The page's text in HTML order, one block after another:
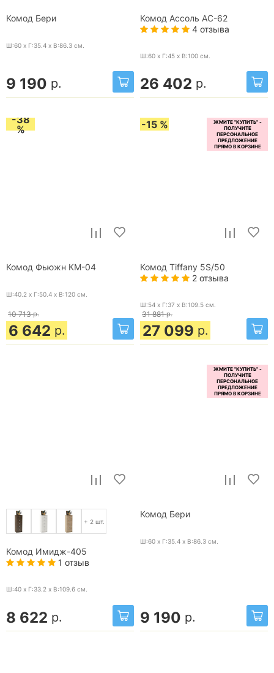
Комод Бери
Ш:60 x Г:35.4 x В:86.3 см.
9 190 р.
Комод Ассоль АС-62
4 отзыва
Ш:60 x Г:45 x В:100 см.
26 402 р.
-38
%
Комод Фьюжн КМ-04
Ш:40.2 x Г:50.4 x В:120 см.
10 713 р.
6 642 р.
-15 %
Комод Tiffany 5S/50
2 отзыва
Ш:54 x Г:37 x В:109.5 см.
31 881 р.
27 099 р.
+ 2 шт.
Комод Имидж-405
1 отзыв
Ш:40 x Г:33.2 x В:109.6 см.
8 622 р.
Комод Бери
Ш:60 x Г:35.4 x В:86.3 см.
9 190 р.